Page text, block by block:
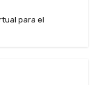
para el